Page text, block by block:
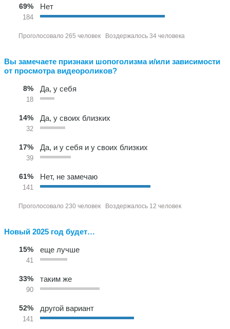
69%
184
Нет
Проголосовало 265 человек Воздержалось 34 человека
Вы замечаете признаки шопоголизма и/или зависимости
от просмотра видеороликов?
8%
18
Да, у себя
14%
32
Да, у своих близких
17%
39
Да, и у себя и у своих близких
61%
141
Нет, не замечаю
Проголосовало 230 человек Воздержалось 12 человек
Новый 2025 год будет…
15%
41
еще лучше
33%
90
таким же
52%
141
другой вариант